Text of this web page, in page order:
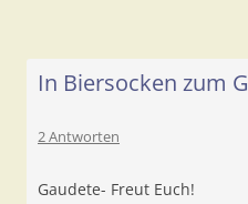
In Biersocken zum
2 Antworten
Gaudete- Freut Euch!